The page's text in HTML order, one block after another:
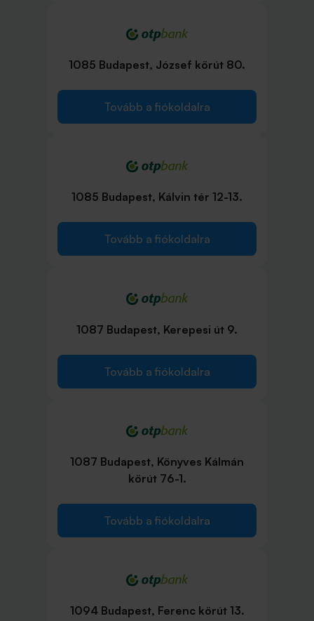
1085 Budapest, József körút 80.
Tovább a fiókoldalra
1085 Budapest, Kálvin tér 12-13.
Tovább a fiókoldalra
1087 Budapest, Kerepesi út 9.
Tovább a fiókoldalra
1087 Budapest, Könyves Kálmán
körút 76-1.
Tovább a fiókoldalra
1094 Budapest, Ferenc körút 13.